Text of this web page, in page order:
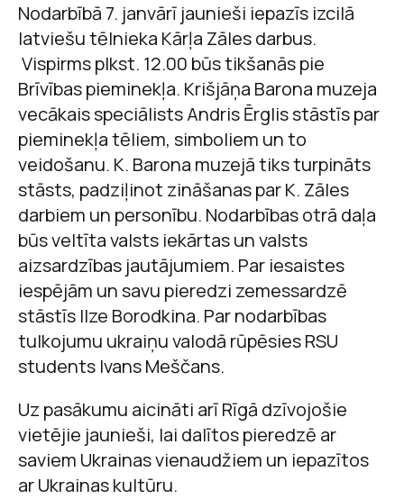
Nodarbībā 7. janvārī jaunieši iepazīs izcilā
latviešu tēlnieka Kārļa Zāles darbus.
Vispirms plkst. 12.00 būs tikšanās pie
Brīvības pieminekļa. Krišjāņa Barona muzeja
vecākais speciālists Andris Ērglis stāstīs par
pieminekļa tēliem, simboliem un to
veidošanu. K. Barona muzejā tiks turpināts
stāsts, padziļinot zināšanas par K. Zāles
darbiem un personību. Nodarbības otrā daļa
būs veltīta valsts iekārtas un valsts
aizsardzības jautājumiem. Par iesaistes
iespējām un savu pieredzi zemessardzē
stāstīs Ilze Borodkina. Par nodarbības
tulkojumu ukraiņu valodā rūpēsies RSU
students Ivans Meščans.
Uz pasākumu aicināti arī Rīgā dzīvojošie
vietējie jaunieši, lai dalītos pieredzē ar
saviem Ukrainas vienaudžiem un iepazītos
ar Ukrainas kultūru.